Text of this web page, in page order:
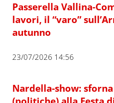
Passerella Vallina-
lavori, il “varo”
autunno
23/07/2026 14:56
Nardella-show: